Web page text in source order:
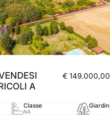
A
€ 149.000,00
Classe
NA -